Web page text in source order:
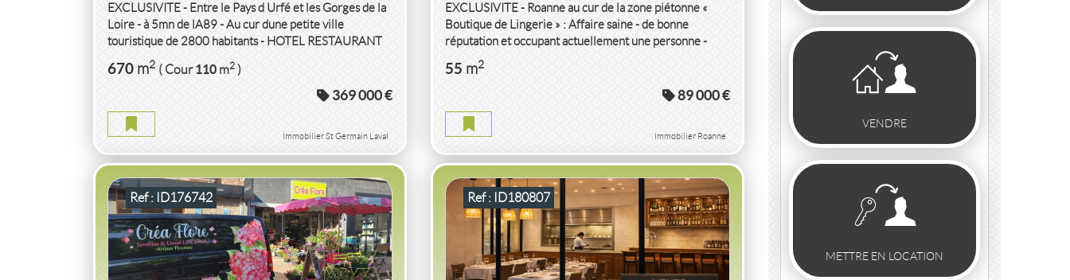
EXCLUSIVITE - Entre le Pays d Urfé et les Gorges de la
Loire - à 5mn de lA89 - Au cur dune petite ville
touristique de 2800 habitants - HOTEL RESTAURANT
LICENCE IV...
670m2 ( Cour110m2)
369 000 €
Immobilier St Germain Laval
EXCLUSIVITE - Roanne au cur de la zone piétonne «
Boutique de Lingerie » : Affaire saine - de bonne
réputation et occupant actuellement une personne -
Superficie...
55m2
89 000 €
Immobilier Roanne
Ref : ID176742
VENTEACTIVITÉ COMMERCIALEFLEURS OU
AUTRE ACTIVITÉPERROS GUIREC(22700)
ACTIVITÉ COMMERCIALE FLEURS OU AUTRE
ACTIVITÉ PERROS GUIREC
35m ( Ext.10m2)
Ref : ID180807
VENTEACTIVITÉ COMMERCIALE
RESTAURANTCAPBRETON(40130)
ACTIVITÉ COMMERCIALE RESTAURANT
CAPBRETON
80m ( Terrasse20m2)
VENDRE
METTRE EN LOCATION